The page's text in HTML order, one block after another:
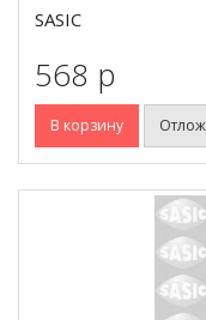
SASIC
568 p
В корзину